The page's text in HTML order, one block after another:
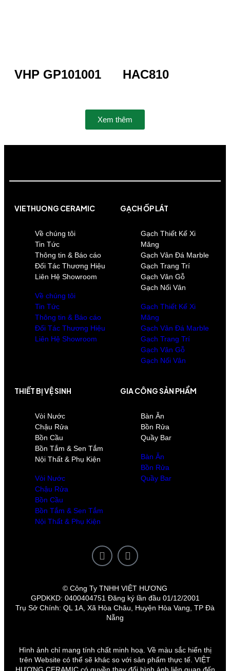
VHP GP101001 HAC810
Xem thêm
VIETHUONG CERAMIC
Về chúng tôi
Tin Tức
Thông tin & Báo cáo
Đối Tác Thương Hiệu
Liên Hệ Showroom
Về chúng tôi
Tin Tức
Thông tin & Báo cáo
Đối Tác Thương Hiệu
Liên Hệ Showroom
GẠCH ỐP LÁT
Gạch Thiết Kế Xi
Măng
Gạch Vân Đá Marble
Gạch Trang Trí
Gạch Vân Gỗ
Gạch Nối Vân
Gạch Thiết Kế Xi
Măng
Gạch Vân Đá Marble
Gạch Trang Trí
Gạch Vân Gỗ
Gạch Nối Vân
THIẾT BỊ VỆ SINH
Vòi Nước
Chậu Rửa
Bồn Cầu
Bồn Tắm & Sen Tắm
Nội Thất & Phụ Kiện
Vòi Nước
Chậu Rửa
Bồn Cầu
Bồn Tắm & Sen Tắm
Nội Thất & Phụ Kiện
GIA CÔNG SẢN PHẨM
Bàn Ăn
Bồn Rửa
Quầy Bar
Bàn Ăn
Bồn Rửa
Quầy Bar
© Công Ty TNHH VIỆT HƯƠNG
GPDKKD: 0400404751 Đăng ký lần đầu 01/12/2001
Trụ Sở Chính: QL 1A, Xã Hòa Châu, Huyện Hòa Vang, TP Đà
Nẵng
Hình ảnh chỉ mang tính chất minh hoạ. Về màu sắc hiển thị
trên Website có thể sẽ khác so với sản phẩm thực tế. VIỆT
HƯƠNG CERAMIC có quyền thay đổi hình ảnh liên quan đến